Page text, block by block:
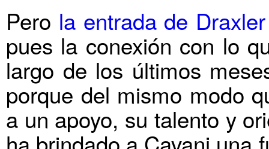
Pero la entrada de
pues la conexión con lo
largo de los últimos
porque del mismo modo
a un apoyo, su talento y